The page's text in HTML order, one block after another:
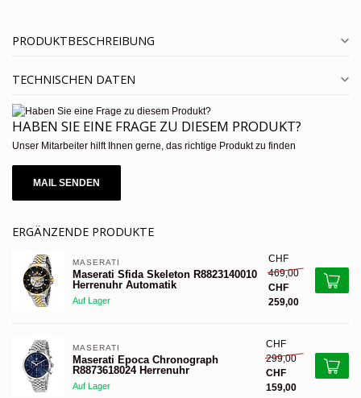
PRODUKTBESCHREIBUNG
TECHNISCHEN DATEN
HABEN SIE EINE FRAGE ZU DIESEM PRODUKT?
Unser Mitarbeiter hilft Ihnen gerne, das richtige Produkt zu finden
MAIL SENDEN
ERGÄNZENDE PRODUKTE
MASERATI
Maserati Sfida Skeleton R8823140010
Herrenuhr Automatik
Auf Lager
CHF
469,00
CHF
259,00
MASERATI
Maserati Epoca Chronograph
R8873618024 Herrenuhr
Auf Lager
CHF
299,00
CHF
159,00